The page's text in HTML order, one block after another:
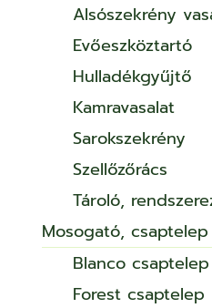
Alsószekrény
Evőeszköztartó
Hulladékgyűjtő
Kamravasalat
Sarokszekrény
Szellőzőrács
Tároló,
Mosogató, csaptelep
Blanco csaptelep
Forest csaptelep